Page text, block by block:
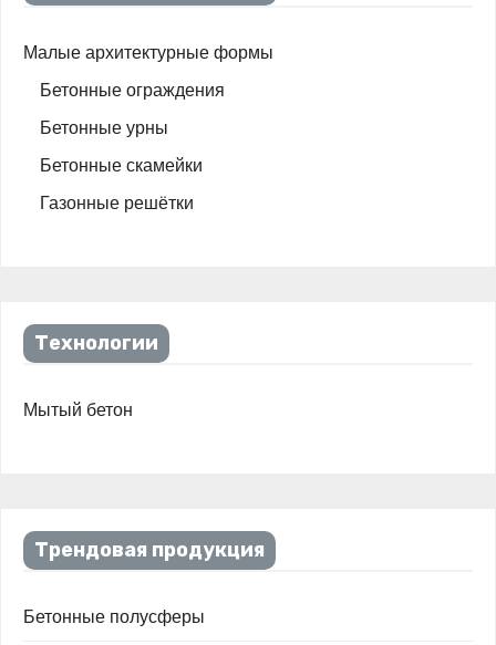
Малые архитектурные формы
Бетонные ограждения
Бетонные урны
Бетонные скамейки
Газонные решётки
Технологии
Мытый бетон
Трендовая продукция
Бетонные полусферы